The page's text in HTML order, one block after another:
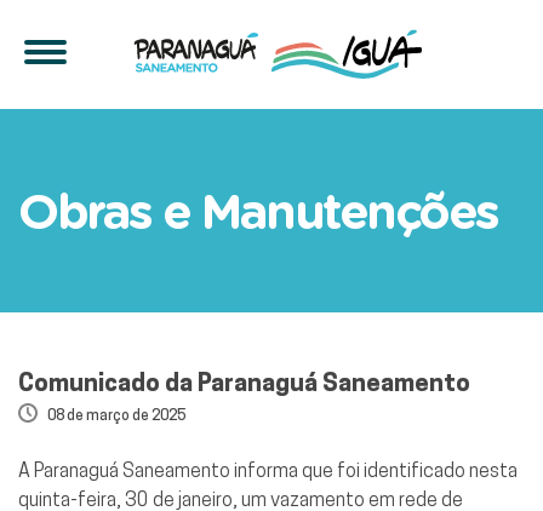
Obras e Manutenções
Comunicado da Paranaguá Saneamento
08 de março de 2025
A Paranaguá Saneamento informa que foi identificado nesta
quinta-feira, 30 de janeiro, um vazamento em rede de